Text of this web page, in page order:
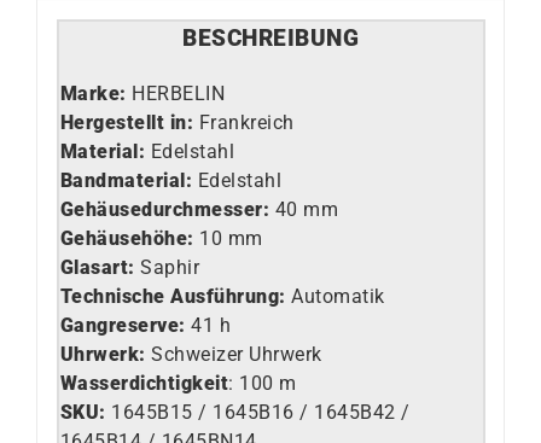
BESCHREIBUNG
Marke: HERBELIN
Hergestellt in: Frankreich
Material: Edelstahl
Bandmaterial: Edelstahl
Gehäusedurchmesser: 40 mm
Gehäusehöhe: 10 mm
Glasart: Saphir
Technische Ausführung: Automatik
Gangreserve: 41 h
Uhrwerk: Schweizer Uhrwerk
Wasserdichtigkeit: 100 m
SKU: 1645B15 / 1645B16 / 1645B42 /